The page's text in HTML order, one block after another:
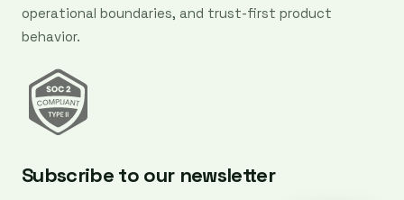
operational boundaries, and trust-first product
behavior.
Subscribe to our newsletter